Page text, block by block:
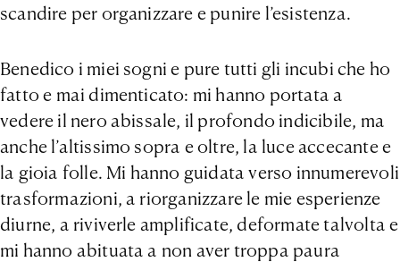
scandire per organizzare e punire l’esistenza.
Benedico i miei sogni e pure tutti gli incubi che ho
fatto e mai dimenticato: mi hanno portata a
vedere il nero abissale, il profondo indicibile, ma
anche l’altissimo sopra e oltre, la luce accecante e
la gioia folle. Mi hanno guidata verso innumerevoli
trasformazioni, a riorganizzare le mie esperienze
diurne, a riviverle amplificate, deformate talvolta e
mi hanno abituata a non aver troppa paura